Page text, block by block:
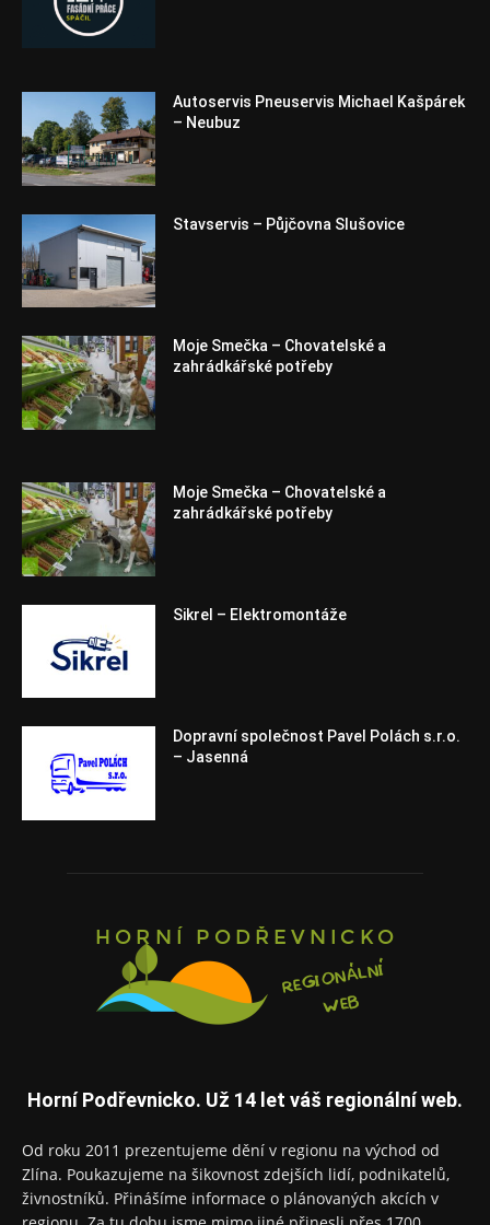
Autoservis Pneuservis Michael Kašpárek
– Neubuz
Stavservis – Půjčovna Slušovice
Moje Smečka – Chovatelské a
zahrádkářské potřeby
Moje Smečka – Chovatelské a
zahrádkářské potřeby
Sikrel – Elektromontáže
Dopravní společnost Pavel Polách s.r.o.
– Jasenná
Horní Podřevnicko. Už 14 let váš regionální web.
Od roku 2011 prezentujeme dění v regionu na východ od
Zlína. Poukazujeme na šikovnost zdejších lidí, podnikatelů,
živnostníků. Přinášíme informace o plánovaných akcích v